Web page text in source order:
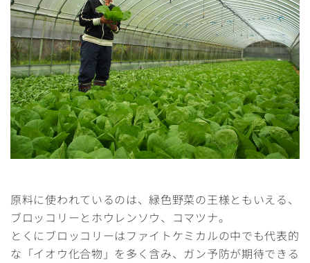
原料に使われているのは、緑色野菜の王様ともいえる、
ブロッコリーとホウレンソウ、コマツナ。
とくにブロッコリーはファイトケミカルの中でも代表的
な「イオウ化合物」を多く含み、ガン予防が期待できる